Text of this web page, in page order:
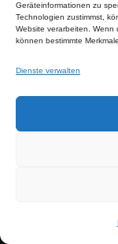
Geräteinformationen zu
Technologien zustimmst,
Website verarbeiten. Wenn
können bestimmte
Dienste verwalten
Suchen
Diese
kaufst,